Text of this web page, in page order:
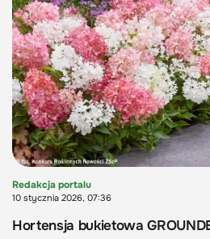
Redakcja portalu
10 stycznia 2026, 07:36
Hortensja bukietowa